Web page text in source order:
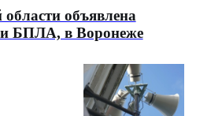
объявлена
БПЛА, в Воронеже